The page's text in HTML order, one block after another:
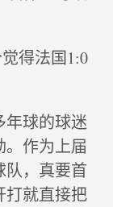
得法国1:0
年球的球迷
作为上届
队，真要首
打就直接把